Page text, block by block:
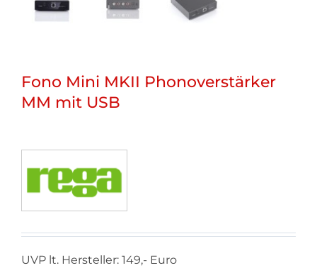
Fono Mini MKII Phonoverstärker
MM mit USB
UVP lt. Hersteller: 149,- Euro